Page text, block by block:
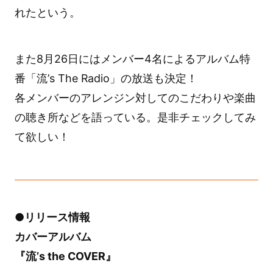
れたという。
また8月26日にはメンバー4名によるアルバム特
番「流’s The Radio」の放送も決定！
各メンバーのアレンジン対してのこだわりや楽曲
の聴き所などを語っている。是非チェックしてみ
て欲しい！
●リリース情報
カバーアルバム
『流’s the COVER』